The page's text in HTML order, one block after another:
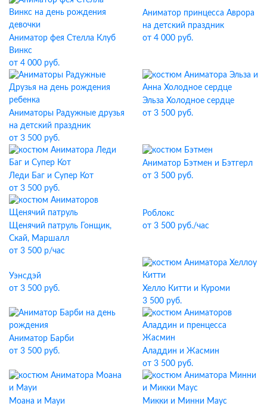
Аниматор фея Стелла Клуб
Винкс
от 4 000 руб.
Аниматор принцесса Аврора
на детский праздник
от 4 000 руб.
Аниматоры Радужные друзья
на детский праздник
от 3 500 руб.
Эльза Холодное сердце
от 3 500 руб.
Леди Баг и Супер Кот
от 3 500 руб.
Аниматор Бэтмен и Бэтгерл
от 3 500 руб.
Щенячий патруль Гонщик,
Скай, Маршалл
от 3 500 р/час
Роблокс
от 3 500 руб./час
Уэнсдэй
от 3 500 руб.
Хелло Китти и Куроми
3 500 руб.
Аниматор Барби
от 3 500 руб.
Аладдин и Жасмин
от 3 500 руб.
Моана и Мауи
Микки и Минни Маус